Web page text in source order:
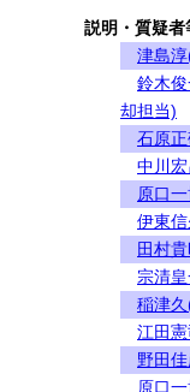
説明・質疑者
津島
鈴木
却担当)
石原
中川
原口
伊東
田村
宗清
稲津
江田
野田
原口